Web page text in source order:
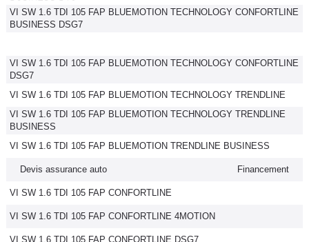
VI SW 1.6 TDI 105 FAP BLUEMOTION TECHNOLOGY CONFORTLINE
BUSINESS DSG7
VI SW 1.6 TDI 105 FAP BLUEMOTION TECHNOLOGY CONFORTLINE
DSG7
VI SW 1.6 TDI 105 FAP BLUEMOTION TECHNOLOGY TRENDLINE
VI SW 1.6 TDI 105 FAP BLUEMOTION TECHNOLOGY TRENDLINE
BUSINESS
VI SW 1.6 TDI 105 FAP BLUEMOTION TRENDLINE BUSINESS
Devis assurance auto Financement
VI SW 1.6 TDI 105 FAP CONFORTLINE
VI SW 1.6 TDI 105 FAP CONFORTLINE 4MOTION
VI SW 1.6 TDI 105 FAP CONFORTLINE DSG7